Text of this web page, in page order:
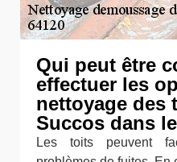
Qui peut être
effectuer les
nettoyage des
Succos dans
Les toits peuvent